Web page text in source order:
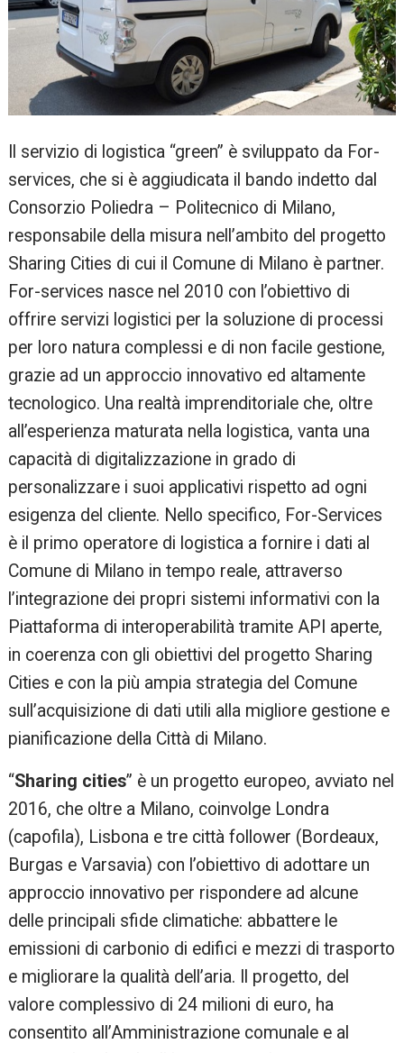
Il servizio di logistica “green” è sviluppato da For-
services, che si è aggiudicata il bando indetto dal
Consorzio Poliedra – Politecnico di Milano,
responsabile della misura nell’ambito del progetto
Sharing Cities di cui il Comune di Milano è partner.
For-services nasce nel 2010 con l’obiettivo di
offrire servizi logistici per la soluzione di processi
per loro natura complessi e di non facile gestione,
grazie ad un approccio innovativo ed altamente
tecnologico. Una realtà imprenditoriale che, oltre
all’esperienza maturata nella logistica, vanta una
capacità di digitalizzazione in grado di
personalizzare i suoi applicativi rispetto ad ogni
esigenza del cliente. Nello specifico, For-Services
è il primo operatore di logistica a fornire i dati al
Comune di Milano in tempo reale, attraverso
l’integrazione dei propri sistemi informativi con la
Piattaforma di interoperabilità tramite API aperte,
in coerenza con gli obiettivi del progetto Sharing
Cities e con la più ampia strategia del Comune
sull’acquisizione di dati utili alla migliore gestione e
pianificazione della Città di Milano.
“Sharing cities” è un progetto europeo, avviato nel
2016, che oltre a Milano, coinvolge Londra
(capofila), Lisbona e tre città follower (Bordeaux,
Burgas e Varsavia) con l’obiettivo di adottare un
approccio innovativo per rispondere ad alcune
delle principali sfide climatiche: abbattere le
emissioni di carbonio di edifici e mezzi di trasporto
e migliorare la qualità dell’aria. Il progetto, del
valore complessivo di 24 milioni di euro, ha
consentito all’Amministrazione comunale e al